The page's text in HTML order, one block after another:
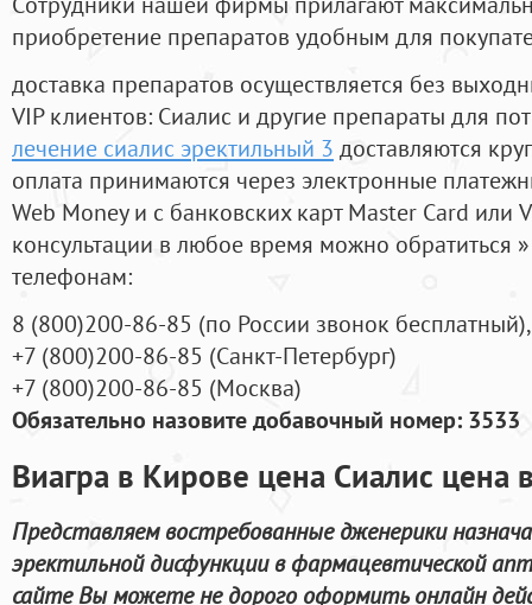
приобретение препаратов удобным для
доставка препаратов осуществляется без
VIP клиентов: Сиалис и другие препараты для
лечение сиалис эректильный 3 доставляются
оплата принимаются через электронные
Web Money и с банковских карт Master Card или
консультации в любое время можно обратиться
телефонам:
8 (800)200-86-85 (по России звонок бесплатный),
+7 (800)200-86-85 (Санкт-Петербург)
+7 (800)200-86-85 (Москва)
Обязательно назовите добавочный номер: 3533
Виагра в Кирове цена Сиалис цена
Представляем востребованные дженерики
эректильной дисфункции в фармацевтической
сайте Вы можете не дорого оформить онлайн